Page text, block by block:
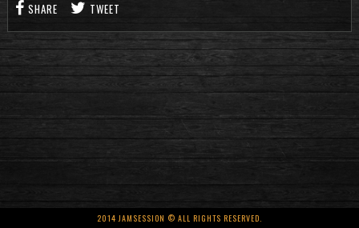
SHARE TWEET
2014 JAMSESSION © ALL RIGHTS RESERVED.